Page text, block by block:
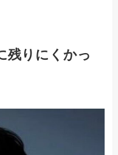
残りにくかっ